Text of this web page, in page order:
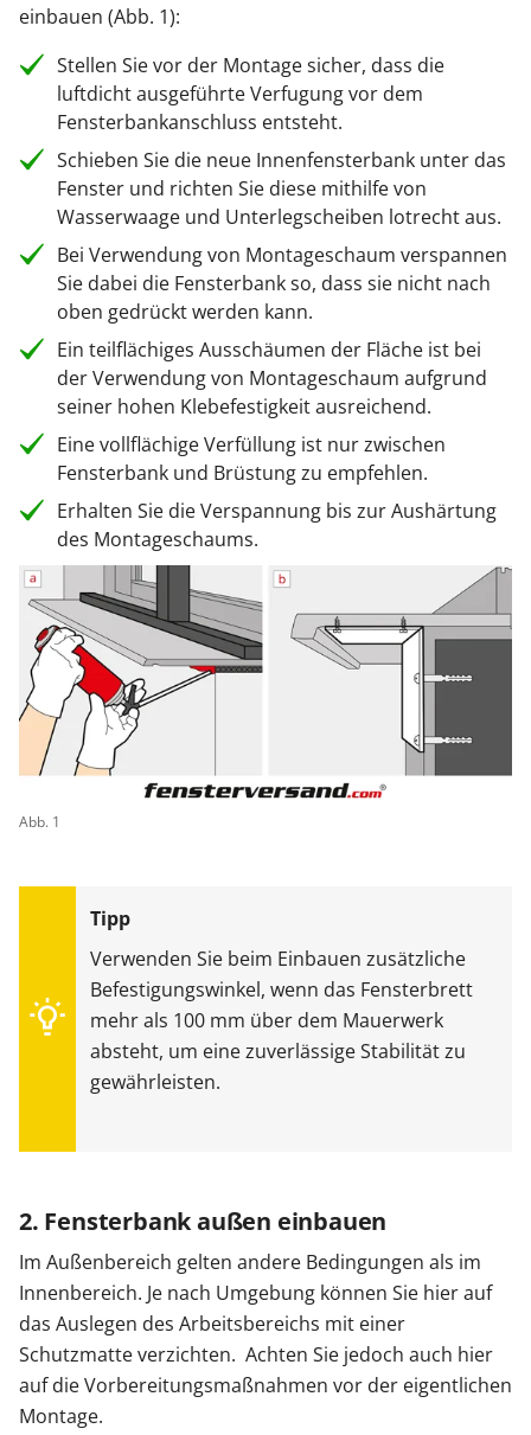
einbauen (Abb. 1):
Stellen Sie vor der Montage sicher, dass die
luftdicht ausgeführte Verfugung vor dem
Fensterbankanschluss entsteht.
Schieben Sie die neue Innenfensterbank unter das
Fenster und richten Sie diese mithilfe von
Wasserwaage und Unterlegscheiben lotrecht aus.
Bei Verwendung von Montageschaum verspannen
Sie dabei die Fensterbank so, dass sie nicht nach
oben gedrückt werden kann.
Ein teilflächiges Ausschäumen der Fläche ist bei
der Verwendung von Montageschaum aufgrund
seiner hohen Klebefestigkeit ausreichend.
Eine vollflächige Verfüllung ist nur zwischen
Fensterbank und Brüstung zu empfehlen.
Erhalten Sie die Verspannung bis zur Aushärtung
des Montageschaums.
Abb. 1
Verwenden Sie beim Einbauen zusätzliche
Befestigungswinkel, wenn das Fensterbrett
mehr als 100 mm über dem Mauerwerk
absteht, um eine zuverlässige Stabilität zu
gewährleisten.
2. Fensterbank außen einbauen
Im Außenbereich gelten andere Bedingungen als im
Innenbereich. Je nach Umgebung können Sie hier auf
das Auslegen des Arbeitsbereichs mit einer
Schutzmatte verzichten. Achten Sie jedoch auch hier
auf die Vorbereitungsmaßnahmen vor der eigentlichen
Montage.